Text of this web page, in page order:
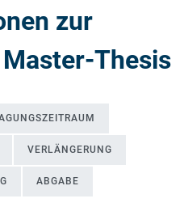
zur
Thesis
VERLÄNGERUNG
ABGABE